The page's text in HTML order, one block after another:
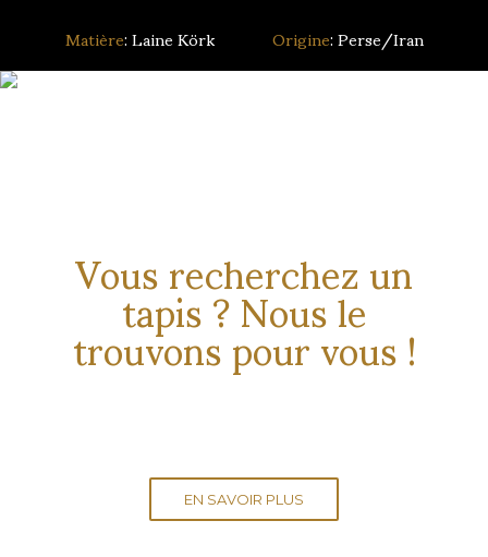
Matière: Laine Körk Origine: Perse/Iran
Vous recherchez un
tapis ? Nous le
trouvons pour vous !
EN SAVOIR PLUS